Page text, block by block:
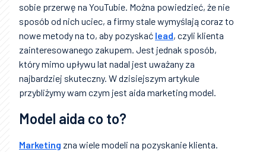
sobie przerwę na YouTubie. Można powiedzieć, że nie
sposób od nich uciec, a firmy stale wymyślają coraz to
nowe metody na to, aby pozyskać lead, czyli klienta
zainteresowanego zakupem. Jest jednak sposób,
który mimo upływu lat nadal jest uważany za
najbardziej skuteczny. W dzisiejszym artykule
przybliżymy wam czym jest aida marketing model.
Model aida co to?
Marketing zna wiele modeli na pozyskanie klienta.